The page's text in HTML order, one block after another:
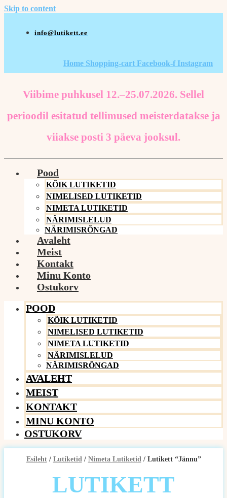
Skip to content
info@lutikett.ee
Home Shopping-cart Facebook-f Instagram
Viibime puhkusel 12.–25.07.2026. Sellel
perioodil esitatud tellimused meisterdatakse ja
viiakse posti 3 päeva jooksul.
Pood
KÕIK LUTIKETID
NIMELISED LUTIKETID
NIMETA LUTIKETID
NÄRIMISLELUD
NÄRIMISRÕNGAD
Avaleht
Meist
Kontakt
Minu Konto
Ostukorv
POOD
KÕIK LUTIKETID
NIMELISED LUTIKETID
NIMETA LUTIKETID
NÄRIMISLELUD
NÄRIMISRÕNGAD
AVALEHT
MEIST
KONTAKT
MINU KONTO
OSTUKORV
Esileht/ Lutiketid/ Nimeta Lutiketid/ Lutikett “Jännu”
LUTIKETT